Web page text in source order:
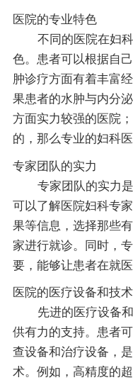
医院的专业特色
不同的医院在妇
色。患者可以根据自
肿诊疗方面有着丰富
果患者的水肿与内分
方面实力较强的医院
的，那么专业的妇科
专家团队的实力
专家团队的实力
可以了解医院妇科专
果等信息，选择那些
家进行就诊。同时，
要，能够让患者在就
医院的医疗设备和技术
先进的医疗设备
供有力的支持。患者
查设备和治疗设备，
术。例如，高精度的